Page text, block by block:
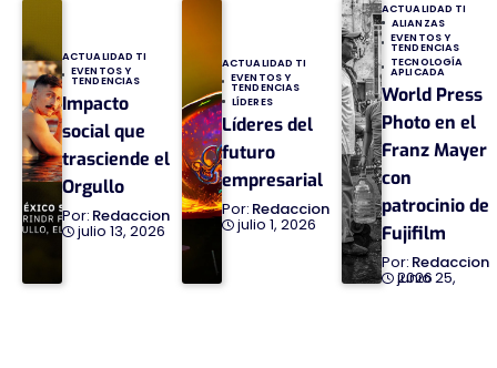
ACTUALIDAD TI
EVENTOS Y
TENDENCIAS
Impacto
social que
trasciende el
Orgullo
Redaccion
julio 13, 2026
ACTUALIDAD TI
EVENTOS Y
TENDENCIAS
LÍDERES
Líderes del
futuro
empresarial
Redaccion
julio 1, 2026
ACTUALIDAD TI
ALIANZAS
EVENTOS Y
TENDENCIAS
TECNOLOGÍA
APLICADA
World Press
Photo en el
Franz Mayer
con
patrocinio de
Fujifilm
Redaccion
junio 25, 2026